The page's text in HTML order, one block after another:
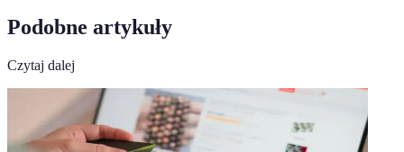
Podobne artykuły
Czytaj dalej